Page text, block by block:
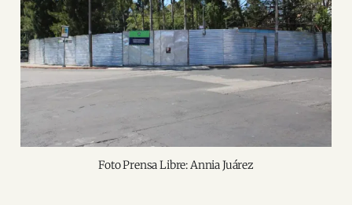
Foto Prensa Libre: Annia Juárez